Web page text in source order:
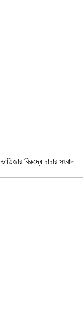
বিরুদ্ধে চাচার সংবাদ